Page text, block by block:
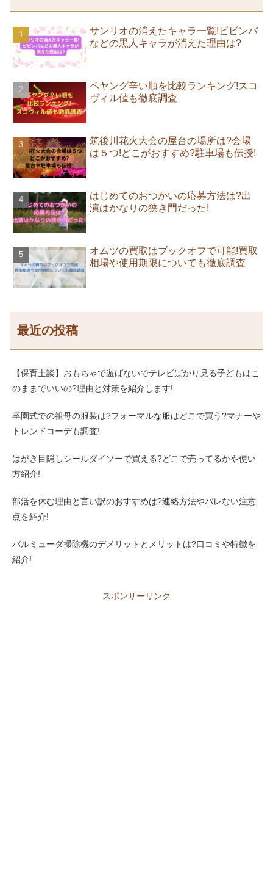
サンリオの消えたキャラ一覧!ビビンバ
などの黒人キャラが消えた理由は?
ペヤング辛い順を比較ランキング!スコ
ヴィル値も徹底調査
筑後川花火大会の屋台の場所は?会場
は５つ!どこがおすすめ?駐車場も伝授!
はじめてのおつかいの応募方法は?出
演はかなりの狭き門だった!
オムツの買取はブックオフで可能!買取
相場や使用期限についても徹底調査
最近の投稿
【保育士談】おもちゃで遊ばないでテレビばかり見る子どもはこ
のままでいいの?理由と対策を紹介します!
卒園式での祖母の服装は?フォーマルな服はどこで買う?マナーや
トレンドコーデも調査!
はがき目隠しシールダイソーで買える?どこで売ってるかや使い
方紹介!
部活を休む理由と言い訳のおすすめは?連絡方法やバレない注意
点を紹介!
バルミューダ掃除機のデメリットとメリットは?口コミや特徴を
紹介!
スポンサーリンク